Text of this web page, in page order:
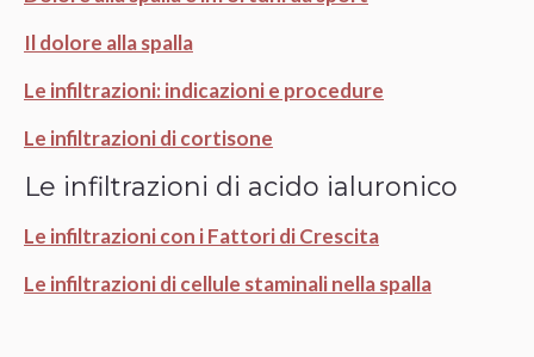
Il dolore alla spalla
Le infiltrazioni: indicazioni e procedure
Le infiltrazioni di cortisone
Le infiltrazioni di acido ialuronico
Le infiltrazioni con i Fattori di Crescita
Le infiltrazioni di cellule staminali nella spalla